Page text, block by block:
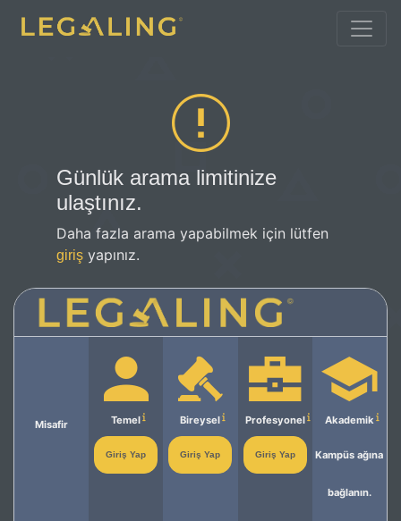
Günlük arama limitinize
ulaştınız.
Daha fazla arama yapabilmek için lütfen
giriş yapınız.
Misafir Temel
Giriş Yap
Bireysel
Giriş Yap
Profesyonel
Giriş Yap
Akademik
Kampüs ağına
bağlanın.